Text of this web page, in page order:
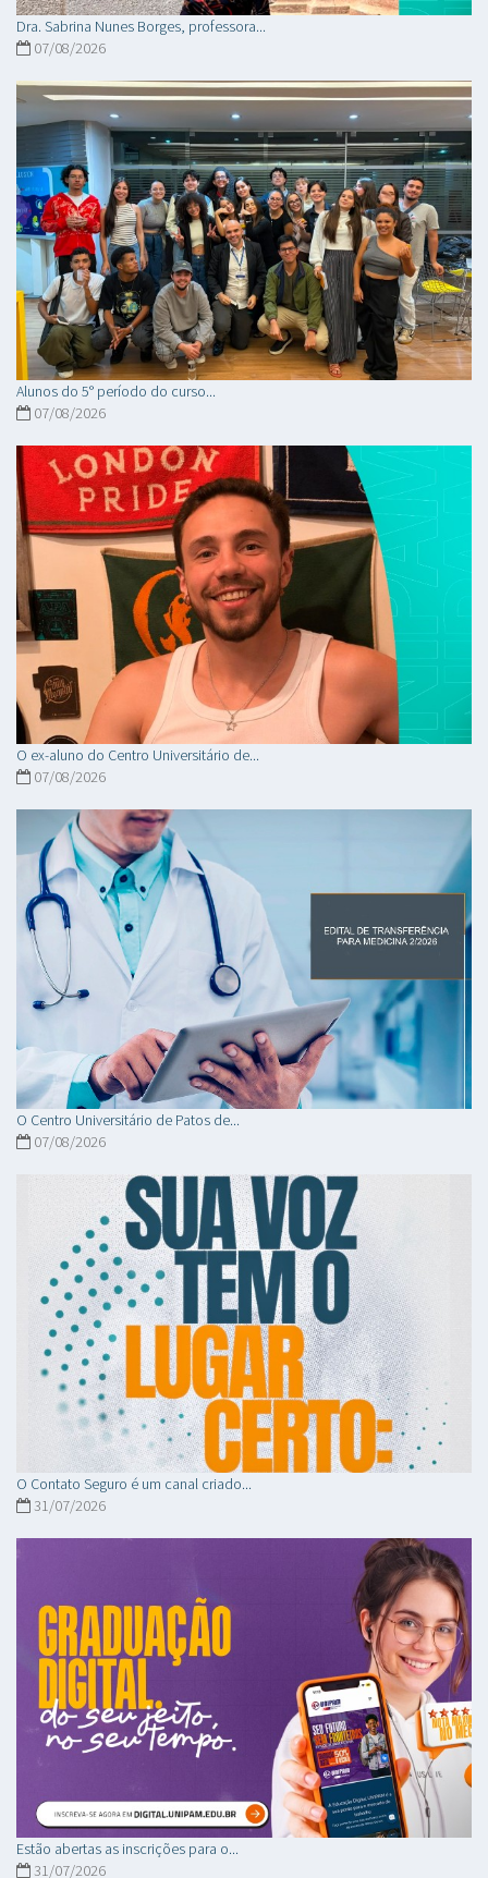
Dra. Sabrina Nunes Borges, professora...
07/08/2026
Alunos do 5° período do curso...
07/08/2026
O ex-aluno do Centro Universitário de...
07/08/2026
O Centro Universitário de Patos de...
07/08/2026
O Contato Seguro é um canal criado...
31/07/2026
Estão abertas as inscrições para o...
31/07/2026